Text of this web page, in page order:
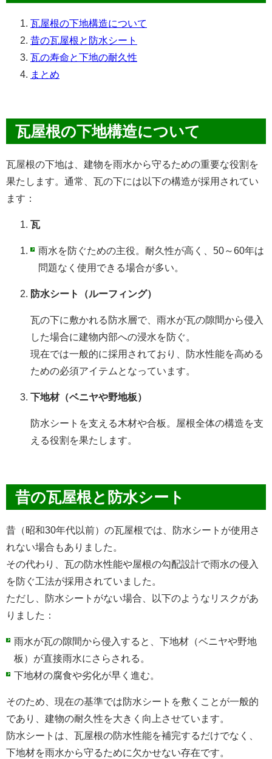
瓦屋根の下地構造について
昔の瓦屋根と 防水シート
瓦の寿命と下地の耐久性
まとめ
瓦屋根の下地構造について
瓦屋根の下地は、建物を雨水から守るための重要な役割を
果たします。通常、瓦の下には以下の構造が採用されてい
ます：
瓦
雨水を防ぐための主役。耐久性が高く、50～60年は
問題なく使用できる場合が多い。
防水シート（ルーフィング）
瓦の下に敷かれる防水層で、雨水が瓦の隙間から侵入
した場合に建物内部への浸水を防ぐ。
現在では一般的に採用されており、防水性能を高める
ための必須アイテムとなっています。
下地材（ベニヤや野地板）
防水シートを支える木材や合板。屋根全体の構造を支
える役割を果たします。
昔の瓦屋根と防水シート
昔（昭和30年代以前）の瓦屋根では、防水シートが使用さ
れない場合もありました。
その代わり、瓦の防水性能や屋根の勾配設計で雨水の侵入
を防ぐ工法が採用されていました。
ただし、防水シートがない場合、以下のようなリスクがあ
りました：
雨水が瓦の隙間から侵入すると、下地材（ベニヤや野地
板）が直接雨水にさらされる。
下地材の腐食や劣化が早く進む。
そのため、現在の基準では防水シートを敷くことが一般的
であり、建物の耐久性を大きく向上させています。
防水シートは、瓦屋根の防水性能を補完するだけでなく、
下地材を雨水から守るために欠かせない存在です。